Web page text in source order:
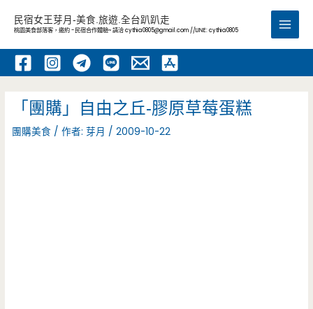
內
民宿女王芽月-美食.旅遊.全台趴趴走
桃園美食部落客，邀約 -民宿合作體驗~ 請洽cythia0805@gmail.com //LINE: cythia0805
Main
「團購」自由之丘-膠原草莓蛋糕
團購美食 / 作者:芽月 /2009-10-22